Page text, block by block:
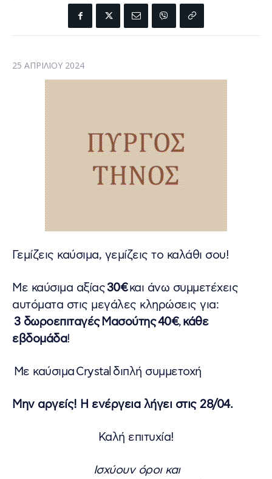
25 ΑΠΡΙΛΊΟΥ 2024
️Γεμίζεις καύσιμα, γεμίζεις το καλάθι σου!
Με καύσιμα αξίας30€και άνω συμμετέχεις
αυτόματα στις μεγάλες κληρώσεις για:
3 δωροεπιταγέςΜασούτης40€,κάθε
εβδομάδα!
Με καύσιμα Crystal διπλή συμμετοχή
Μην αργείς! Η ενέργεια λήγει στις 28/04.
Καλή επιτυχία!
Ισχύουν όροι και